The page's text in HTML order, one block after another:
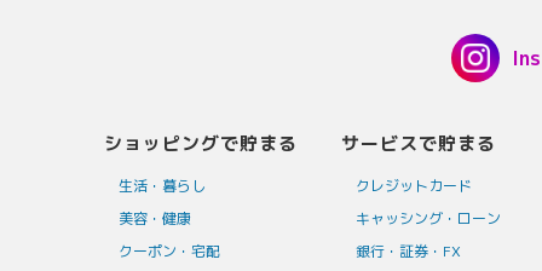
ショッピングで貯まる
生活・暮らし
美容・健康
クーポン・宅配
サービスで貯まる
クレジットカード
キャッシング・ローン
銀行・証券・FX